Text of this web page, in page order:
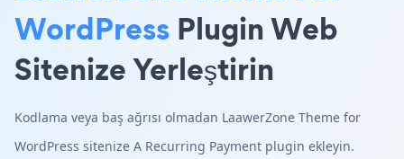
WordPress Plugin Web
Sitenize Yerleştirin
Kodlama veya baş ağrısı olmadan LaawerZone Theme for
WordPress sitenize A Recurring Payment plugin ekleyin.